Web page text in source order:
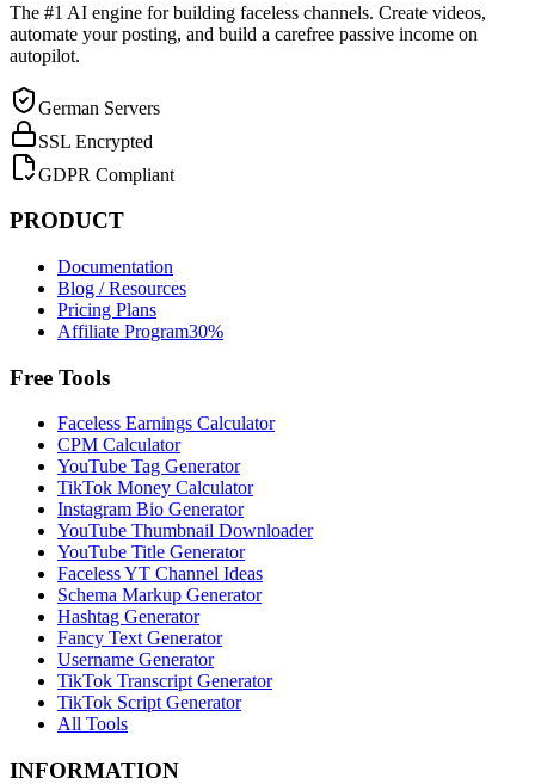
The #1 AI engine for building faceless channels. Create videos,
automate your posting, and build a carefree passive income on
autopilot.
German Servers
SSL Encrypted
GDPR Compliant
PRODUCT
Documentation
Blog / Resources
Pricing Plans
Affiliate Program30%
Free Tools
Faceless Earnings Calculator
CPM Calculator
YouTube Tag Generator
TikTok Money Calculator
Instagram Bio Generator
YouTube Thumbnail Downloader
YouTube Title Generator
Faceless YT Channel Ideas
Schema Markup Generator
Hashtag Generator
Fancy Text Generator
Username Generator
TikTok Transcript Generator
TikTok Script Generator
All Tools
INFORMATION